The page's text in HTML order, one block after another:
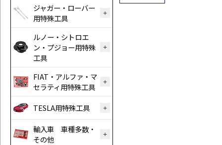
ジャガー・ローバー
用特殊工具
ルノー・シトロエ
ン・プジョー用特殊
工具
FIAT・アルファ・マ
セラティ用特殊工具
TESLA用特殊工具
輸入車 車種多数・
その他